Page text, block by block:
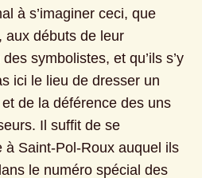
à s’imaginer ceci, que
aux débuts de leur
symbolistes, et qu’ils s’y
ici le lieu de dresser un
de la déférence des uns
Il suffit de se
à Saint-Pol-Roux auquel ils